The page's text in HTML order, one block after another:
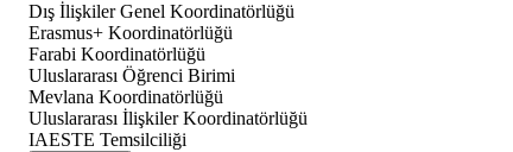
Dış İlişkiler Genel Koordinatörlüğü
Erasmus+ Koordinatörlüğü
Farabi Koordinatörlüğü
Uluslararası Öğrenci Birimi
Mevlana Koordinatörlüğü
Uluslararası İlişkiler Koordinatörlüğü
IAESTE Temsilciliği